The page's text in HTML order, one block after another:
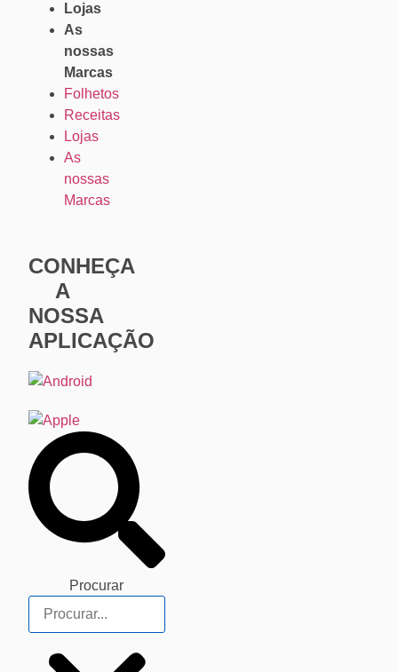
Lojas
As
nossas
Marcas
Folhetos
Receitas
Lojas
As
nossas
Marcas
CONHEÇA
A
NOSSA
APLICAÇÃO
Procurar